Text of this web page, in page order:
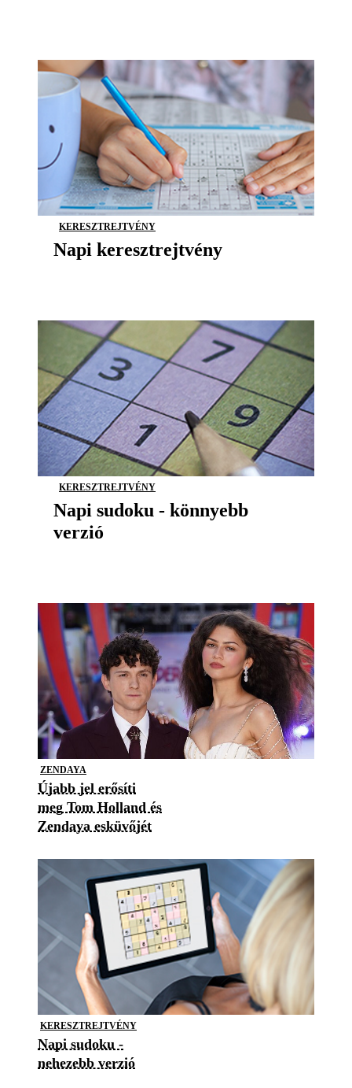
KERESZTREJTVÉNY
Napi keresztrejtvény
KERESZTREJTVÉNY
Napi sudoku - könnyebb
verzió
ZENDAYA
Újabb jel erősíti
meg Tom Holland és
Zendaya esküvőjét
KERESZTREJTVÉNY
Napi sudoku -
nehezebb verzió